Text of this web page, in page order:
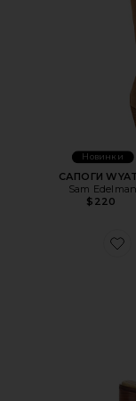
Новинки
САПОГИ
Sam Edelman
$220